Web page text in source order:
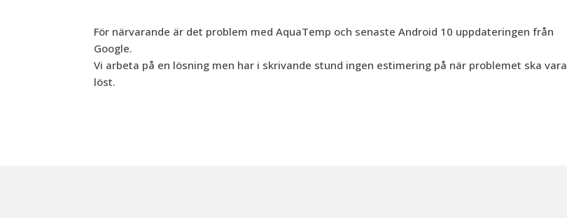
För närvarande är det problem med AquaTemp och senaste Android 10 uppdateringen från
Google.
Vi arbeta på en lösning men har i skrivande stund ingen estimering på när problemet ska vara
löst.